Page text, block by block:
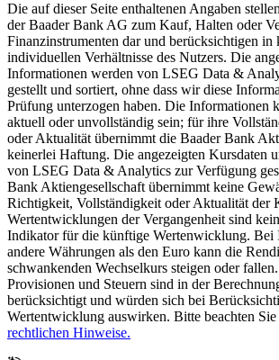
Die auf dieser Seite enthaltenen Angaben
der Baader Bank AG zum Kauf, Halten oder
Finanzinstrumenten dar und berücksichtigen in
individuellen Verhältnisse des Nutzers. Die
Informationen werden von LSEG Data &
gestellt und sortiert, ohne dass wir diese
Prüfung unterzogen haben. Die Informationen
aktuell oder unvollständig sein; für ihre
oder Aktualität übernimmt die Baader Bank
keinerlei Haftung. Die angezeigten Kursdaten
von LSEG Data & Analytics zur Verfügung
Bank Aktiengesellschaft übernimmt keine
Richtigkeit, Vollständigkeit oder Aktualität der
Wertentwicklungen der Vergangenheit sind
Indikator für die künftige Wertenwicklung. Bei
andere Währungen als den Euro kann die
schwankenden Wechselkurs steigen oder
Provisionen und Steuern sind in der
berücksichtigt und würden sich bei
Wertentwicklung auswirken. Bitte beachten Sie
rechtlichen Hinweise.